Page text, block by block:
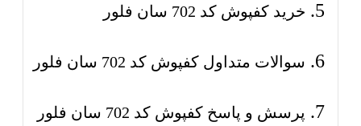
خرید کفپوش کد 702 سان فلور
سوالات متداول کفپوش کد 702 سان فلور
پرسش و پاسخ کفپوش کد 702 سان فلور